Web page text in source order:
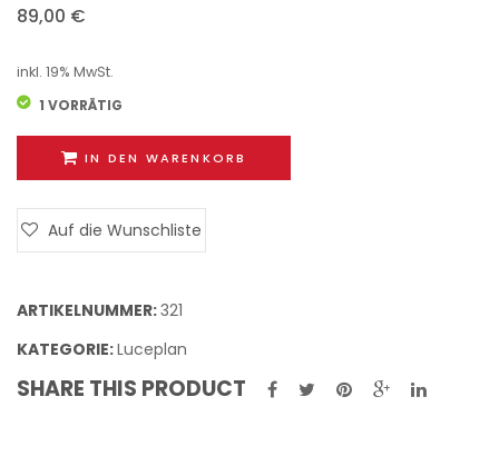
89,00 €
inkl. 19% MwSt.
1 VORRÄTIG
IN DEN WARENKORB
Auf die Wunschliste
ARTIKELNUMMER:321
KATEGORIE:Luceplan
SHARE THIS PRODUCT